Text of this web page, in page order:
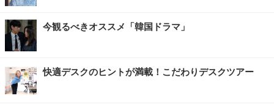
今観るべきオススメ「韓国ドラマ」
快適デスクのヒントが満載！こだわりデスクツアー